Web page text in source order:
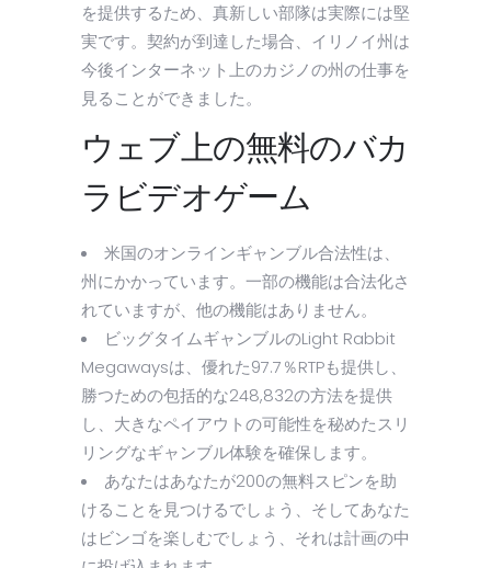
を提供するため、真新しい部隊は実際には堅
実です。契約が到達した場合、イリノイ州は
今後インターネット上のカジノの州の仕事を
見ることができました。
ウェブ上の無料のバカ
ラビデオゲーム
米国のオンラインギャンブル合法性は、
州にかかっています。一部の機能は合法化さ
れていますが、他の機能はありません。
ビッグタイムギャンブルのLight Rabbit
Megawaysは、優れた97.7％RTPも提供し、
勝つための包括的な248,832の方法を提供
し、大きなペイアウトの可能性を秘めたスリ
リングなギャンブル体験を確保します。
あなたはあなたが200の無料スピンを助
けることを見つけるでしょう、そしてあなた
はビンゴを楽しむでしょう、それは計画の中